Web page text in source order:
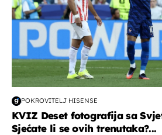
POKROVITELJ HISENSE
KVIZ Deset fotografija sa
Sjećate li se ovih trenutaka?...